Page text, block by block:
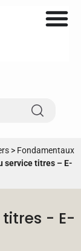
> Fondamentaux
service titres – E-
- E-